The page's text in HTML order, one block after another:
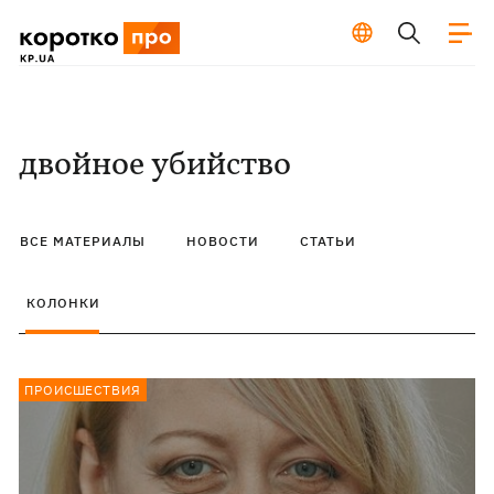
двойное убийство
ВСЕ МАТЕРИАЛЫ НОВОСТИ СТАТЬИ
КОЛОНКИ
ПРОИСШЕСТВИЯ